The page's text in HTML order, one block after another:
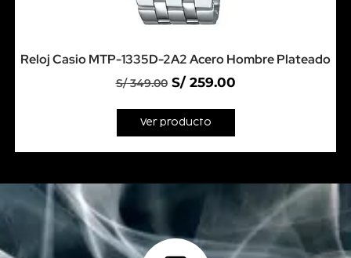
Reloj Casio MTP-1335D-2A2 Acero Hombre Plateado
S/349.00 S/259.00
Ver producto